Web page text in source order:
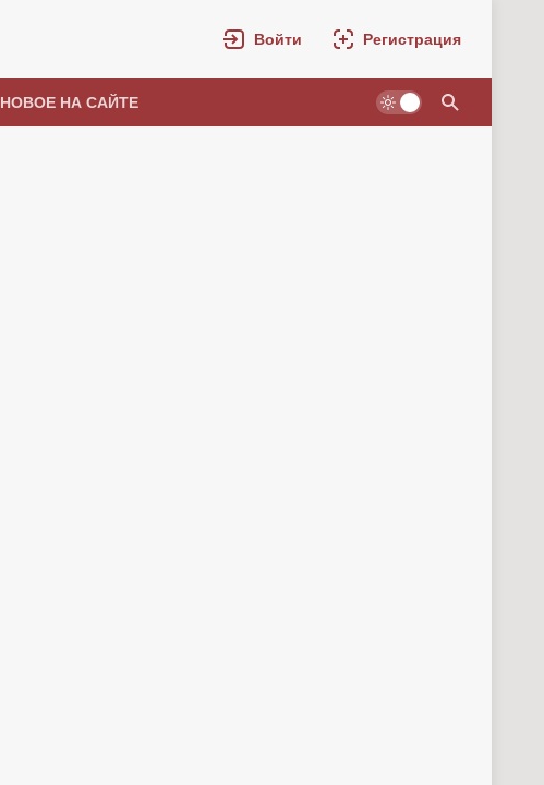
Войти Регистрация
НОВОЕ НА САЙТЕ